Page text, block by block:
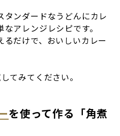
ンダードなうどんにカレ
アレンジレシピです。
だけで、おいしいカレー
てみてください。
を使って作る「角煮